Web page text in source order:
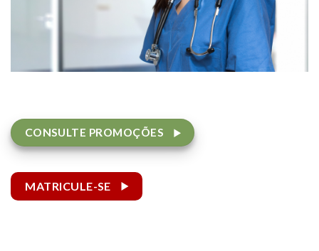
CONSULTE PROMOÇÕES
MATRICULE-SE